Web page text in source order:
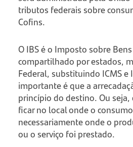
tributos federais sobre
Cofins.
O IBS é o Imposto sobre
compartilhado por estados,
Federal, substituindo ICMS e
importante é que a
princípio do destino. Ou
ficar no local onde o
necessariamente onde o
ou o serviço foi prestado.